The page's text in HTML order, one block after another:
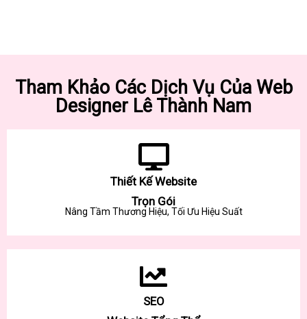
Tham Khảo Các Dịch Vụ Của Web
Designer Lê Thành Nam
Thiết Kế Website
Trọn Gói
Nâng Tầm Thương Hiệu, Tối Ưu Hiệu Suất
SEO